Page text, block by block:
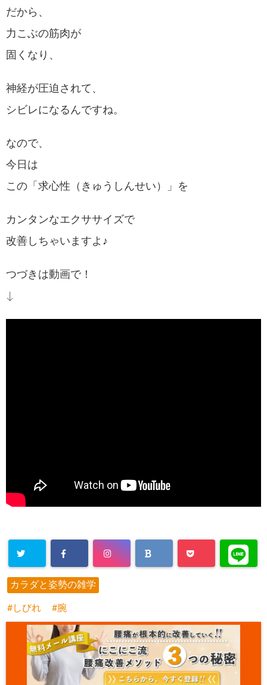
だから、
力こぶの筋肉が
固くなり、
神経が圧迫されて、
シビレになるんですね。
なので、
今日は
この「求心性（きゅうしんせい）」を
カンタンなエクササイズで
改善しちゃいますよ♪
つづきは動画で！
↓
カラダと姿勢の雑学
しびれ 腕